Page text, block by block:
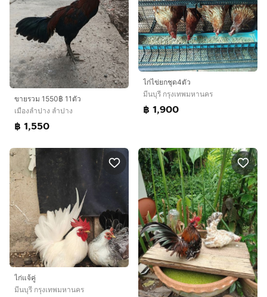
ขายรวม 1550฿ 11ตัว
เมืองลำปาง ลำปาง
฿ 1,550
ไก่ไข่ยกชุด4ตัว
มีนบุรี กรุงเทพมหานคร
฿ 1,900
ไก่แจ้คู่
มีนบุรี กรุงเทพมหานคร